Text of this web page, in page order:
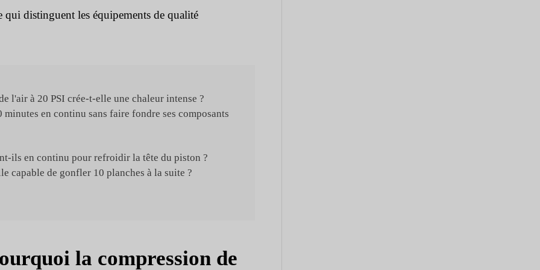
distinguent les équipements de qualité
l'air à 20 PSI crée-t-elle une chaleur intense ?
en continu sans faire fondre ses composants
ils en continu pour refroidir la tête du piston ?
capable de gonfler 10 planches à la suite ?
la compression de